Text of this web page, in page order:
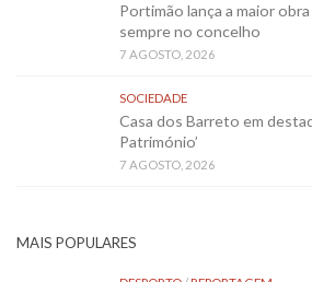
Portimão lança a maior
sempre no concelho
7 AGOSTO, 2026
SOCIEDADE
Casa dos Barreto em
Património’
7 AGOSTO, 2026
MAIS POPULARES